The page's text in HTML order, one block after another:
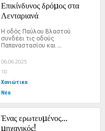
Επικίνδυνος δρόµος στα
Λενταριανά
Η οδός Παύλου Βλαστού
συνδέει τις οδούς
Παπαναστασίου και
είναι περίπου...
06.06.2025
10
Χανιώτικα
Νέα
Ένας ερωτευµένος…
µηχανικός!